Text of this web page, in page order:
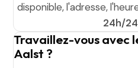
disponible, l'adresse,
24h/
Travaillez-vous avec
Aalst ?